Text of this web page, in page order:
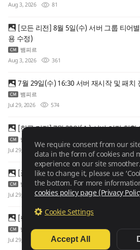
Aug 3, 2026
81
[모든 리전] 8월 5일(수) 서버 그룹 티어
용 수정)
뱀피르
Aug 3, 2026
361
7월 29일(수) 16:30 서버 재시작 및 패치
뱀피르
Jul 29, 2026
574
[한국 리전] 7월 29일(수) 서버 이전 현황
뱀피르
Jul 29, 2026
453
[글로벌2 리전] 7월 29일(수) 신규 상품
뱀피르
Jul 29, 2026
514
[한국/글로벌 리전] 7월 29일(수) 신규 상
뱀피르
Jul 29, 2026
493
We require consent from our
data in the form of cookies and
experience on our site
like to change it, please use
the bottom. For more
cookies policy page (Privacy
Cookie Settings
Accept All